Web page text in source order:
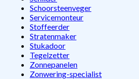
Schoorsteenveger
Servicemonteur
Stoffeerder
Stratenmaker
Stukadoor
Tegelzetter
Zonnepanelen
Zonwering-specialist